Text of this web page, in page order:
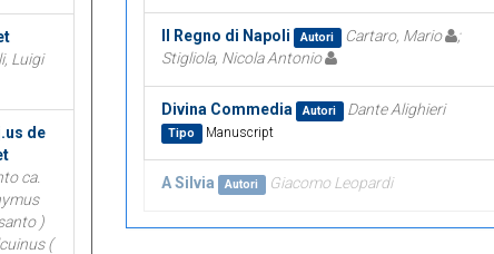
Luigi
de
ca.
)
(
Il Regno di Napoli Autori Cartaro, Mario
;
Stigliola, Nicola Antonio
Divina Commedia Autori Dante Alighieri
Tipo Manuscript
A Silvia Autori Giacomo Leopardi